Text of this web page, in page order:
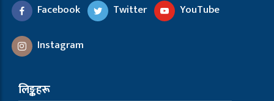
Facebook
Twitter YouTube
Instagram
लिङ्कहरू